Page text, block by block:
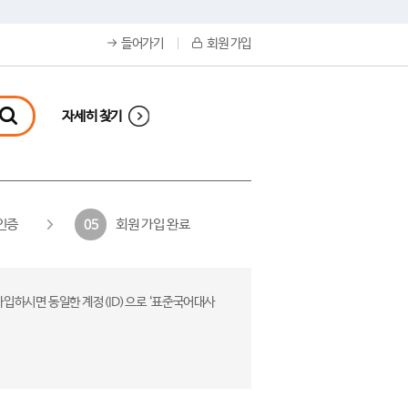
들어가기 회원 가입
자세히 찾기
증 05 회원 가입 완료
하시면 동일한 계정(ID)으로 ‘표준국어대사